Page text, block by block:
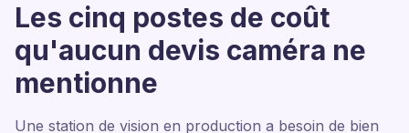
Les cinq postes de coût
qu'aucun devis caméra ne
mentionne
Une station de vision en production a besoin de bien